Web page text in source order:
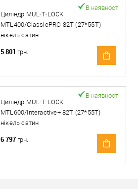
Циліндр MUL-T-LOCK
MTL400/ClassicPRO 82T (27*55T)
нікель сатин
В наявності
5 801 грн.
Циліндр MUL-T-LOCK
MTL600/Interactive+ 82T (27*55T)
нікель сатин
В наявності
6 797 грн.